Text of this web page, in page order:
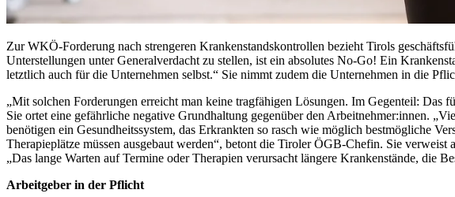
Zur WKÖ-Forderung nach strengeren Krankenstandskontrollen bezieht Tirols
Unterstellungen unter Generalverdacht zu stellen, ist ein absolutes No-Go! Ein
letztlich auch für die Unternehmen selbst.“ Sie nimmt zudem die Unternehmen in die
„Mit solchen Forderungen erreicht man keine tragfähigen Lösungen. Im Gegenteil:
Sie ortet eine gefährliche negative Grundhaltung gegenüber den Arbeitnehmer:innen.
benötigen ein Gesundheitssystem, das Erkrankten so rasch wie möglich bestmögliche
Therapieplätze müssen ausgebaut werden“, betont die Tiroler ÖGB-Chefin. Sie
„Das lange Warten auf Termine oder Therapien verursacht längere Krankenstände, die
Arbeitgeber in der Pflicht